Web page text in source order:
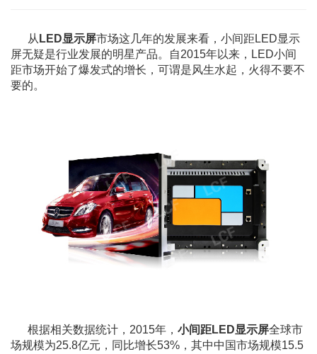
从 LED显示屏市场这几年的发展来看，小间距LED显示
屏无疑是行业发展的明星产品。自2015年以来，LED小间
距市场开始了爆发式的增长，可谓是风生水起，火得不要不
要的。
根据相关数据统计，2015年， 小间距LED显示屏全球市
场规模为25.8亿元，同比增长53%，其中中国市场规模15.5